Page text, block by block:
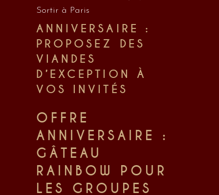
Sortir à Paris
ANNIVERSAIRE :
PROPOSEZ DES
VIANDES
D’EXCEPTION À
VOS INVITÉS
OFFRE
ANNIVERSAIRE :
GÂTEAU
RAINBOW POUR
LES GROUPES